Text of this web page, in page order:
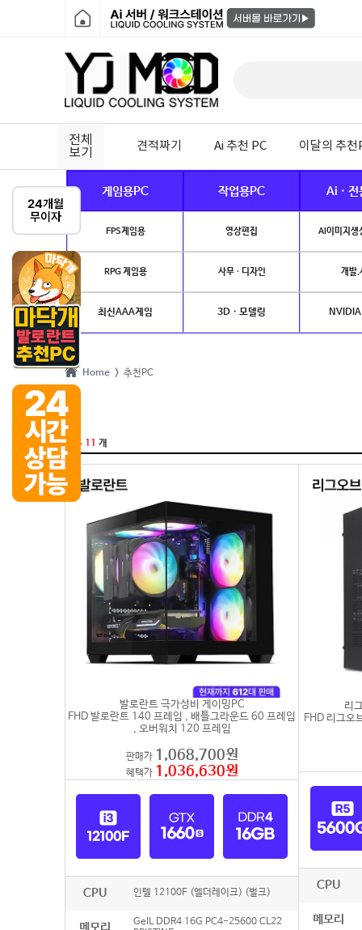
전체
보기
견적짜기 Ai 추천 PC 이달의 추천
게임용PC 작업용PC Ai · 전
FPS게임용 영상편집 AI이미지생
RPG 게임용 사무 · 디자인 개발.
최신AAA게임 3D · 모델링
Home > 추천PC